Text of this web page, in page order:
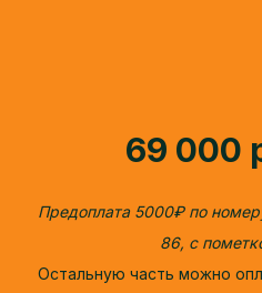
69 000
Предоплата 5000₽ по
86, с
Остальную часть можно